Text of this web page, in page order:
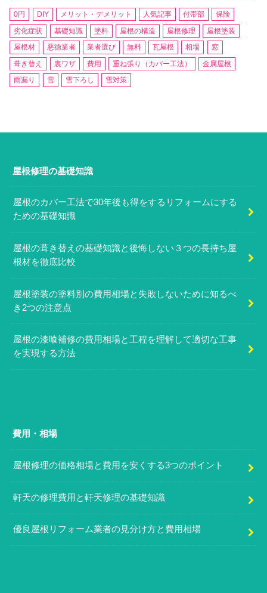
0円 DIY メリット・デメリット 人気記事 付帯部
保険
劣化症状
基礎知識 塗料 屋根の構造 屋根修理
屋根塗装
屋根材
悪徳業者 業者選び 無料 瓦屋根 相場
窓
葺き替え
裏ワザ 費用 重ね張り（カバー工法）
金属屋根
雨漏り
雪 雪下ろし 雪対策
屋根修理の基礎知識
屋根のカバー工法で30年後も得をするリフォームにする
ための基礎知識
屋根の葺き替えの基礎知識と後悔しない３つの長持ち屋
根材を徹底比較
屋根塗装の塗料別の費用相場と失敗しないために知るべ
き2つの注意点
屋根の漆喰補修の費用相場と工程を理解して適切な工事
を実現する方法
費用・相場
屋根修理の価格相場と費用を安くする3つのポイント
軒天の修理費用と軒天修理の基礎知識
優良屋根リフォーム業者の見分け方と費用相場